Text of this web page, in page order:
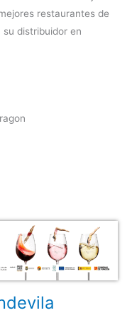
restaurantes de
su distribuidor en